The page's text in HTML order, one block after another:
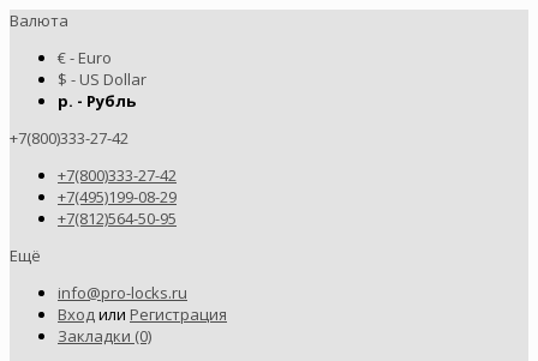
Валюта
€ - Euro
$ - US Dollar
р. - Рубль
+7(800)333-27-42
+7(800)333-27-42
+7(495)199-08-29
+7(812)564-50-95
Ещё
info@pro-locks.ru
Входили Регистрация
Закладки (0)